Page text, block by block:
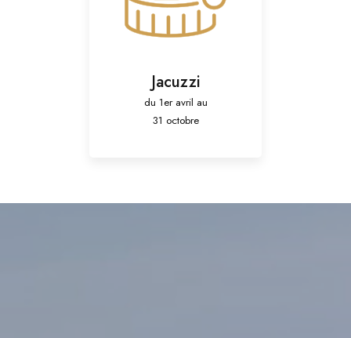
Jacuzzi
du 1er avril au
31 octobre